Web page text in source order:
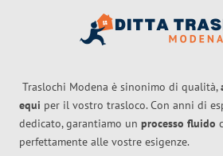
Traslochi Modena è sinonimo di qualità,
equi per il vostro trasloco. Con anni di
dedicato, garantiamo un processo fluido
perfettamente alle vostre esigenze.